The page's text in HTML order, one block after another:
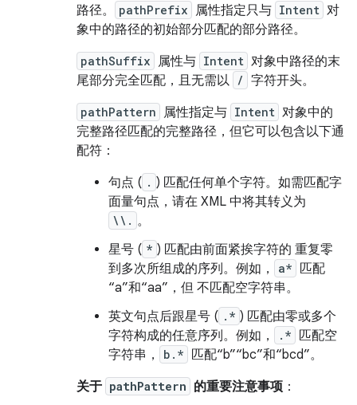
路径。
pathPrefix 属性指定只与 Intent 对
象中的路径的初始部分匹配的部分路径。
pathSuffix 属性与 Intent 对象中路径的末
尾部分完全匹配，且无需以 / 字符开头。
pathPattern 属性指定与 Intent 对象中的
完整路径匹配的完整路径，但它可以包含以下通
配符：
句点 ( . ) 匹配任何单个字符。如需匹配字
面量句点，请在 XML 中将其转义为
\\. 。
星号 ( * ) 匹配由前面紧挨字符的 重复零
到多次所组成的序列。例如，
a* 匹配
“a”和“aa”，但 不匹配空字符串。
英文句点后跟星号 ( .* ) 匹配由零或多个
字符构成的任意序列。例如，
.* 匹配空
字符串，
b.* 匹配“b”“bc”和“bcd”。
关于 pathPattern 的重要注意事项 ：